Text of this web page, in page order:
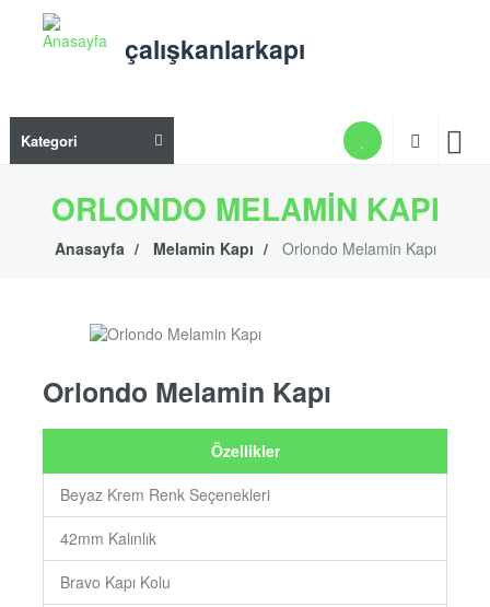
içeriğe
çalışkanlarkapı
Kategori Ana
ORLONDO MELAMIN KAPI
Anasayfa Melamin Kapı Orlondo Melamin Kapı
Orlondo Melamin Kapı
Özellikler
Beyaz Krem Renk Seçenekleri
42mm Kalınlık
Bravo Kapı Kolu